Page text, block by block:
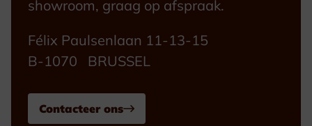
showroom, graag op afspraak.
Félix Paulsenlaan 11-13-15
B-1070 BRUSSEL
Contacteer ons